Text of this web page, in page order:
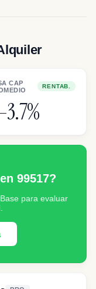
CAP
RENTAB.
99517?
para evaluar